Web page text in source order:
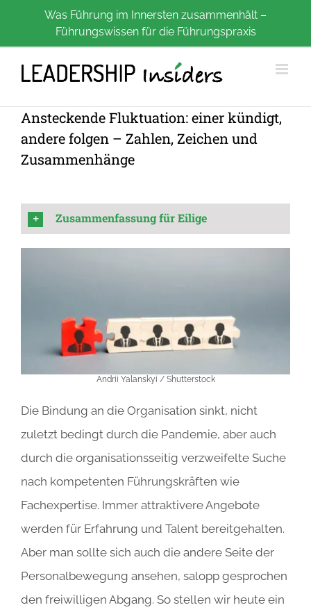
Was Führung im Innersten zusammenhält –
Führungswissen für die Führungspraxis
Ansteckende Fluktuation: einer kündigt,
andere folgen – Zahlen, Zeichen und
Zusammenhänge
Zusammenfassung für Eilige
Andrii Yalanskyi / Shutterstock
Die Bindung an die Organisation sinkt, nicht
zuletzt bedingt durch die Pandemie, aber auch
durch die organisationsseitig verzweifelte Suche
nach kompetenten Führungskräften wie
Fachexpertise. Immer attraktivere Angebote
werden für Erfahrung und Talent bereitgehalten.
Aber man sollte sich auch die andere Seite der
Personalbewegung ansehen, salopp gesprochen
den freiwilligen Abgang. So stellen wir heute ein